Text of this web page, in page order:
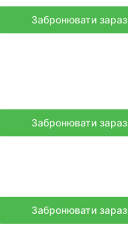
Забронювати зараз
Податки включено
на дорослого
Забронювати зараз
Податки включено
на дорослого
Забронювати зараз